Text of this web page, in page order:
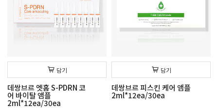
담기
데쌍브르 엣홈 S-PDRN 코
어 바이탈 앰플
2ml*12ea/30ea
담기
데쌍브르 피스킨 케어 앰플
2ml*12ea/30ea